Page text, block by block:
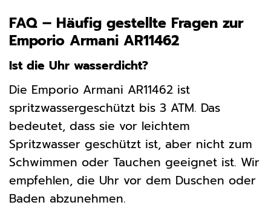
FAQ – Häufig gestellte Fragen zur
Emporio Armani AR11462
Ist die Uhr wasserdicht?
Die Emporio Armani AR11462 ist
spritzwassergeschützt bis 3 ATM. Das
bedeutet, dass sie vor leichtem
Spritzwasser geschützt ist, aber nicht zum
Schwimmen oder Tauchen geeignet ist. Wir
empfehlen, die Uhr vor dem Duschen oder
Baden abzunehmen.